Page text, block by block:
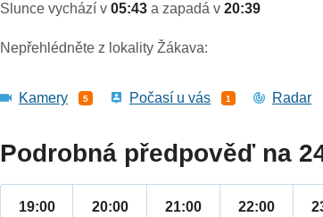
Slunce vychází v05:43a zapadá v20:39
Nepřehlédněte z lokality Žákava:
Kamery 5 Počasí u vás 1 Radar
Podrobná předpověď na
19:00 20:00 21:00 22:00